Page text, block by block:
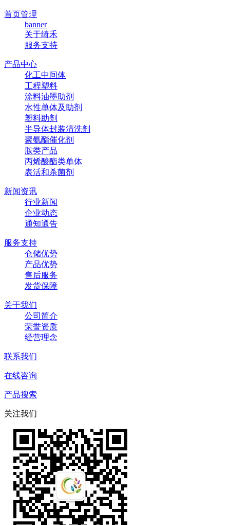
首页管理
banner
关于绮禾
服务支持
产品中心
化工中间体
工程塑料
涂料油墨助剂
水性单体及助剂
塑料助剂
半导体封装清洗剂
聚氨酯催化剂
胺类产品
丙烯酸酯类单体
表活和杀菌剂
新闻资讯
行业新闻
企业动态
通知通告
服务支持
仓储优势
产品优势
售后服务
发货保障
关于我们
公司简介
荣誉资质
经营理念
联系我们
在线咨询
产品搜索
关注我们